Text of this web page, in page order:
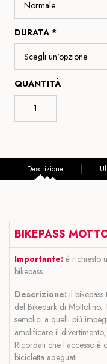
DURATA *
QUANTITÀ
Descrizione
BIKEPASS
Importante: è richiesto
bikepass.
Descrizione: il
del Bikepark di Mottolino.
semplici a quelli più
amplificare il
Ricordati che l’accesso è
bicicletta adeguati.